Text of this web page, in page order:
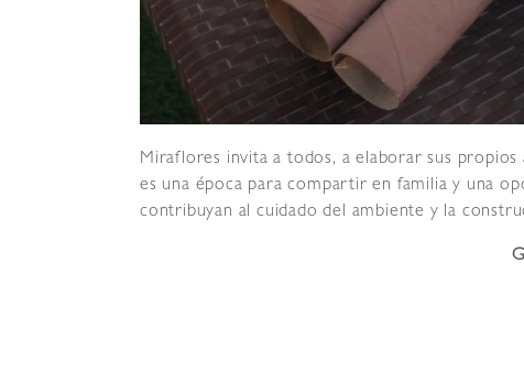
Miraflores invita a todos, a elaborar sus
es una época para compartir en familia y una
contribuyan al cuidado del ambiente y la